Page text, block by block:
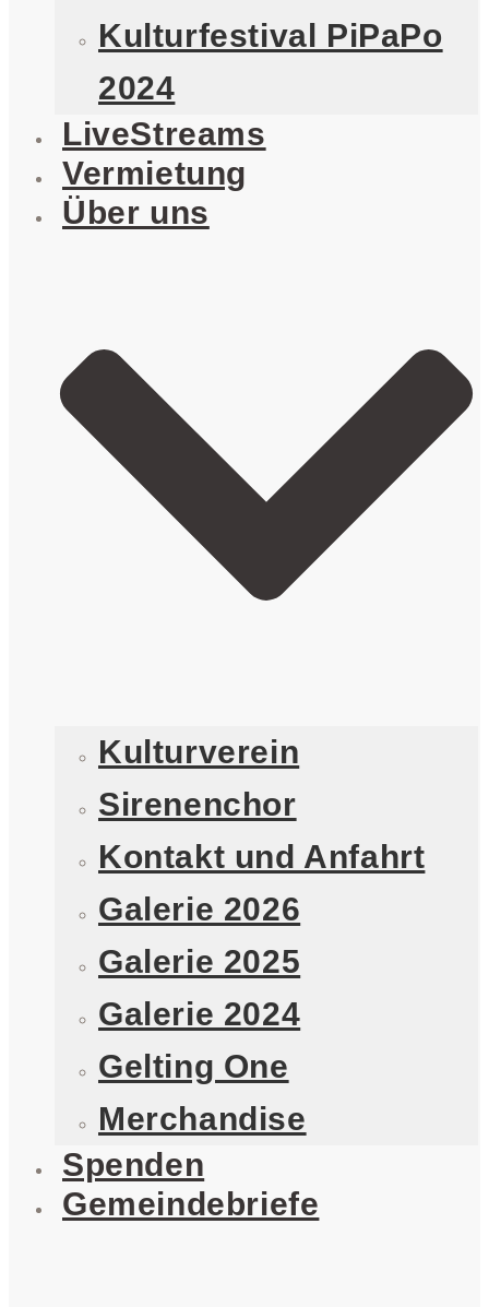
Kulturfestival PiPaPo
2024
LiveStreams
Vermietung
Über uns
Kulturverein
Sirenenchor
Kontakt und Anfahrt
Galerie 2026
Galerie 2025
Galerie 2024
Gelting One
Merchandise
Spenden
Gemeindebriefe